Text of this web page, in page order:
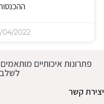
04/2022
פתרונות איכותיים
יצירת קשר